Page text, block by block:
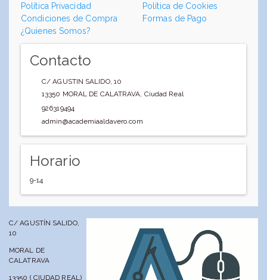
Política Privacidad
Política de Cookies
Condiciones de Compra
Formas de Pago
¿Quienes Somos?
Contacto
C/ AGUSTIN SALIDO, 10
13350 MORAL DE CALATRAVA Ciudad Real
926319494
admin@academiaaldavero.com
Horario
9-14
C/ AGUSTÍN SALIDO,
10
MORAL DE
CALATRAVA
13350 ( CIUDAD REAL)